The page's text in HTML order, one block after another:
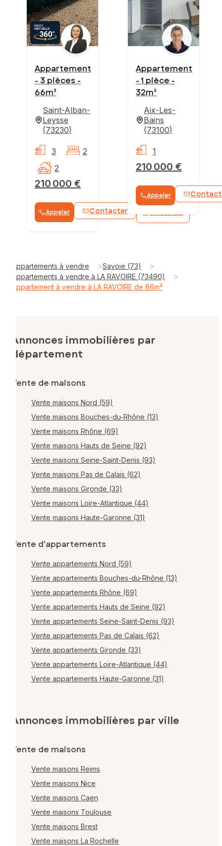
Appartement
- 3 pièces -
66m²
Saint-Alban-
Leysse
(73230)
210 000 €
3
2
2
Appeler Contacter WhatsApp
Appartement
- 1 pièce -
32m²
Aix-Les-
Bains
(73100)
210 000 €
1
Appeler
Appartements à vendre >Savoie (73) >
Appartements à vendre à LA RAVOIRE (73490) >
Appartement à vendre à LA RAVOIRE de 86m²
Annonces immobilières par
département
Vente de maisons
Vente maisons Nord (59)
Vente maisons Bouches-du-Rhône (13)
Vente maisons Rhône (69)
Vente maisons Hauts de Seine (92)
Vente maisons Seine-Saint-Denis (93)
Vente maisons Pas de Calais (62)
Vente maisons Gironde (33)
Vente maisons Loire-Atlantique (44)
Vente maisons Haute-Garonne (31)
Vente d'appartements
Vente appartements Nord (59)
Vente appartements Bouches-du-Rhône (13)
Vente appartements Rhône (69)
Vente appartements Hauts de Seine (92)
Vente appartements Seine-Saint-Denis (93)
Vente appartements Pas de Calais (62)
Vente appartements Gironde (33)
Vente appartements Loire-Atlantique (44)
Vente appartements Haute-Garonne (31)
Annonces immobilières par ville
Vente de maisons
Vente maisons Reims
Vente maisons Nice
Vente maisons Caen
Vente maisons Toulouse
Vente maisons Brest
Vente maisons La Rochelle